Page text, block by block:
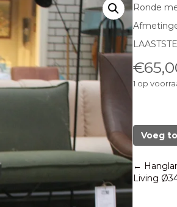
Ronde
€
1 op
Light
&
aantal
Voeg
←
Living